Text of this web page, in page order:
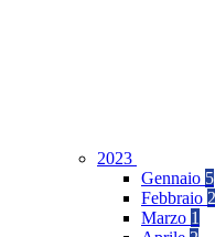
2023
Gennaio 5
Febbraio 2
Marzo 1